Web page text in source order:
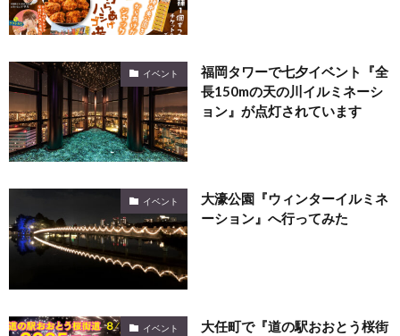
イベント
福岡タワーで七夕イベント『全
長150mの天の川イルミネーシ
ョン』が点灯されています
イベント
大濠公園『ウィンターイルミネ
ーション』へ行ってみた
イベント
大任町で『道の駅おおとう桜街